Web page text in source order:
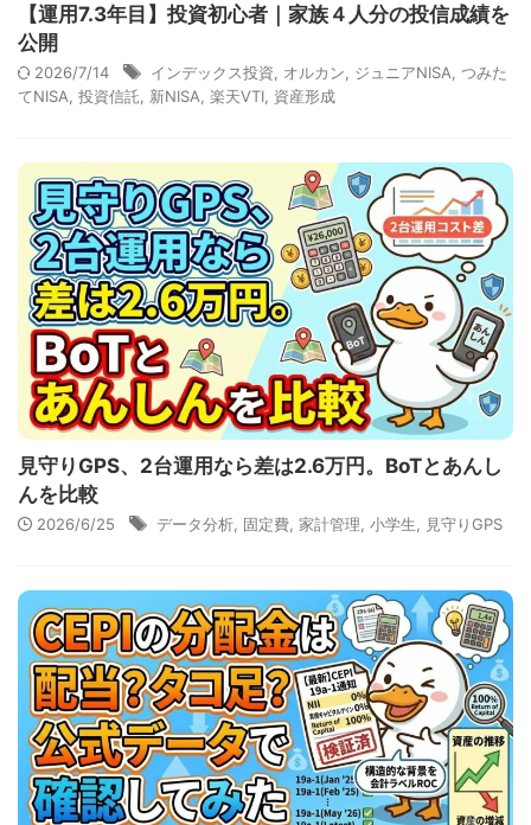
【運用7.3年目】投資初心者｜家族４人分の投信成績を
公開
2026/7/14 インデックス投資 オルカン ジュニアNISA つみた
てNISA 投資信託 新NISA 楽天VTI 資産形成
見守りGPS、2台運用なら差は2.6万円。BoTとあんし
んを比較
2026/6/25 データ分析 固定費 家計管理 小学生 見守りGPS